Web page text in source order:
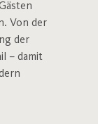
Von der
der
– damit